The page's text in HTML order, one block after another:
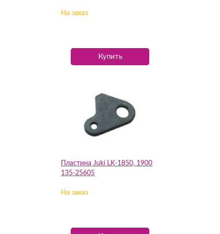
На заказ
Купить
Пластина Juki LK-1850, 1900
135-25605
На заказ